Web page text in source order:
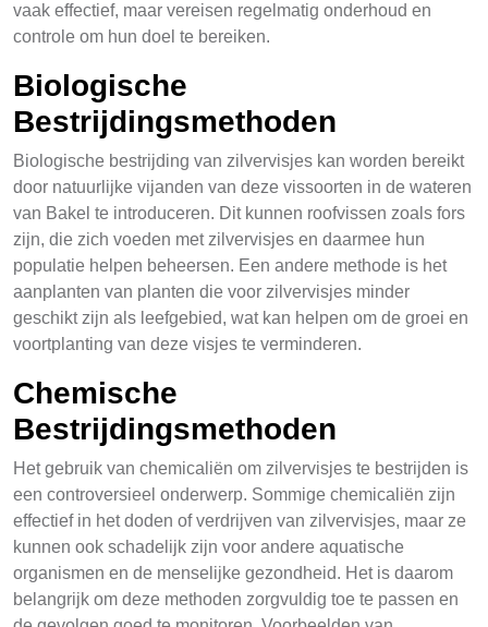
vaak effectief, maar vereisen regelmatig onderhoud en
controle om hun doel te bereiken.
Biologische
Bestrijdingsmethoden
Biologische bestrijding van zilvervisjes kan worden bereikt
door natuurlijke vijanden van deze vissoorten in de wateren
van Bakel te introduceren. Dit kunnen roofvissen zoals fors
zijn, die zich voeden met zilvervisjes en daarmee hun
populatie helpen beheersen. Een andere methode is het
aanplanten van planten die voor zilvervisjes minder
geschikt zijn als leefgebied, wat kan helpen om de groei en
voortplanting van deze visjes te verminderen.
Chemische
Bestrijdingsmethoden
Het gebruik van chemicaliën om zilvervisjes te bestrijden is
een controversieel onderwerp. Sommige chemicaliën zijn
effectief in het doden of verdrijven van zilvervisjes, maar ze
kunnen ook schadelijk zijn voor andere aquatische
organismen en de menselijke gezondheid. Het is daarom
belangrijk om deze methoden zorgvuldig toe te passen en